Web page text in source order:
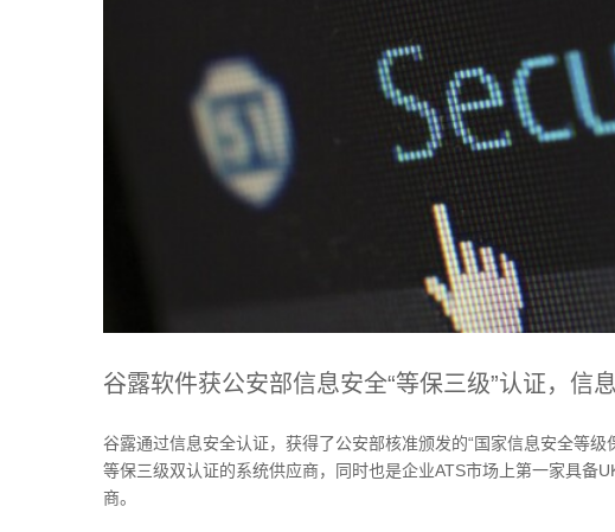
谷露软件获公安部信息安全“等保三级”认证，信
谷露通过信息安全认证，获得了公安部核准颁发的“国家信息安全等
等保三级双认证的系统供应商，同时也是企业ATS市场上第一家具备
商。